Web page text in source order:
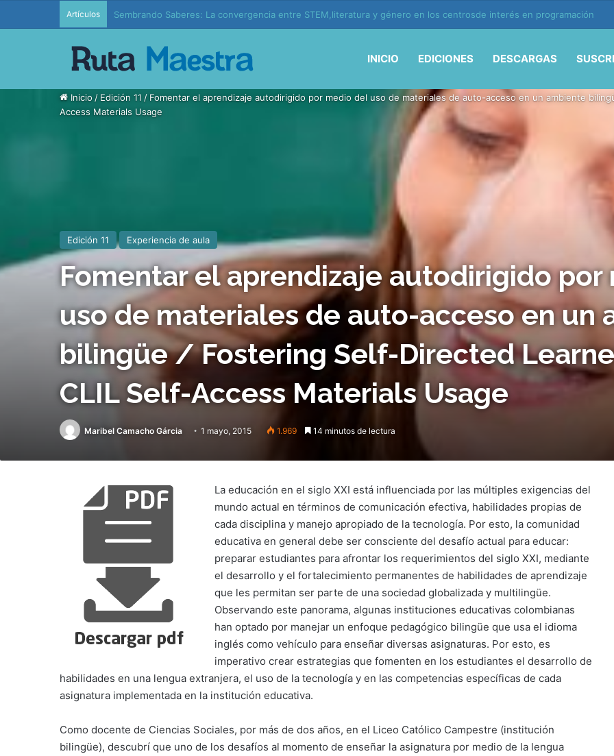
Artículos Edición 37 – Generaciones conectadas: educación y vida en la era de la IA
INICIO EDICIONES DESCARGAS
Inicio / Edición 11 / Fomentar el aprendizaje autodirigido por medio del uso de materiales de auto-acceso en un ambiente
Access Materials Usage
Edición 11 Experiencia de aula
Fomentar el aprendizaje autodirigido por
uso de materiales de auto-acceso en un
bilingüe / Fostering Self-Directed
CLIL Self-Access Materials Usage
Maribel Camacho Gárcia 1 mayo, 2015 1.969 14 minutos de lectura
La educación en el siglo XXI está influenciada por las múltiples exigencias del
mundo actual en términos de comunicación efectiva, habilidades propias de
cada disciplina y manejo apropiado de la tecnología. Por esto, la comunidad
educativa en general debe ser consciente del desafío actual para educar:
preparar estudiantes para afrontar los requerimientos del siglo XXI, mediante
el desarrollo y el fortalecimiento permanentes de habilidades de aprendizaje
que les permitan ser parte de una sociedad globalizada y multilingüe.
Observando este panorama, algunas instituciones educativas colombianas
han optado por manejar un enfoque pedagógico bilingüe que usa el idioma
inglés como vehículo para enseñar diversas asignaturas. Por esto, es
imperativo crear estrategias que fomenten en los estudiantes el desarrollo de
habilidades en una lengua extranjera, el uso de la tecnología y en las competencias específicas de cada
asignatura implementada en la institución educativa.
Como docente de Ciencias Sociales, por más de dos años, en el Liceo Católico Campestre (institución
bilingüe), descubrí que uno de los desafíos al momento de enseñar la asignatura por medio de la lengua